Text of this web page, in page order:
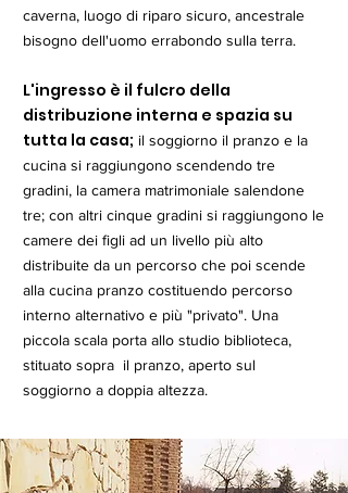
caverna, luogo di riparo sicuro, ancestrale
bisogno dell'uomo errabondo sulla terra.
L'ingresso è il fulcro della
distribuzione interna e spazia su
tutta la casa; il soggiorno il pranzo e la
cucina si raggiungono scendendo tre
gradini, la camera matrimoniale salendone
tre; con altri cinque gradini si raggiungono le
camere dei figli ad un livello più alto
distribuite da un percorso che poi scende
alla cucina pranzo costituendo percorso
interno alternativo e più "privato". Una
piccola scala porta allo studio biblioteca,
stituato sopra il pranzo, aperto sul
soggiorno a doppia altezza.